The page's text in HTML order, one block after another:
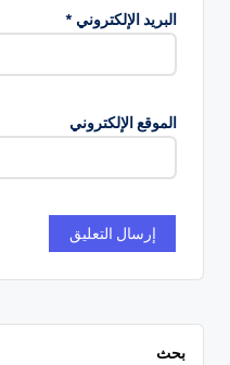
البريد الإلكتروني *
الموقع الإلكتروني
بحث